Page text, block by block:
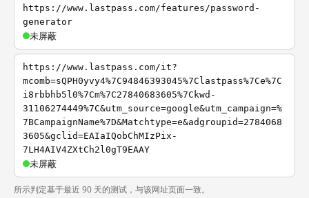
https://www.lastpass.com/features/password-
generator
未屏蔽
https://www.lastpass.com/it?
mcomb=sQPH0yvy4%7C94846393045%7Clastpass%7Ce%7C
i8rbbhb5l0%7Cm%7C27840683605%7Ckwd-
31106274449%7C&utm_source=google&utm_campaign=%
7BCampaignName%7D&Matchtype=e&adgroupid=2784068
3605&gclid=EAIaIQobChMIzPix-
7LH4AIV4ZXtCh2l0gT9EAAY
未屏蔽
所示判定基于最近 90 天的测试，与该网址页面一致。